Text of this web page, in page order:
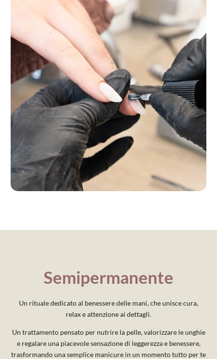
Semipermanente
Un rituale dedicato al benessere delle mani, che unisce cura,
relax e attenzione ai dettagli.
Un trattamento pensato per nutrire la pelle, valorizzare le unghie
e regalare una piacevole sensazione di leggerezza e benessere,
trasformando una semplice manicure in un momento tutto per te